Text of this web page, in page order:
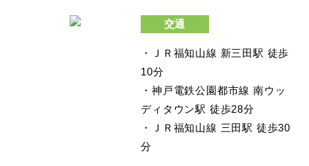
交通
・ＪＲ福知山線 新三田駅 徒歩
10分
・神戸電鉄公園都市線 南ウッ
ディタウン駅 徒歩28分
・ＪＲ福知山線 三田駅 徒歩30
分